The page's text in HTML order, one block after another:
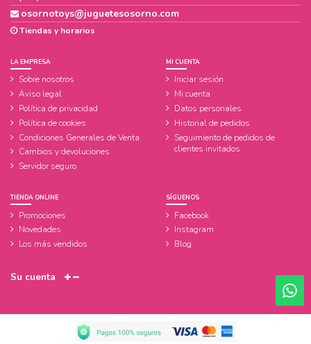
osornotoys@juguetesosorno.com
Tiendas y horarios
LA EMPRESA
Sobre nosotros
Aviso legal
Política de privacidad
Política de cookies
Condiciones Generales de Venta
Cambios y devoluciones
Servidor seguro
MI CUENTA
Iniciar sesión
Mi cuenta
Datos personales
Historial de pedidos
Seguimiento de pedidos de
clientes invitados
TIENDA ONLINE
Promociones
Novedades
Los más vendidos
SÍGUENOS
Facebook
Instagram
Blog
Su cuenta